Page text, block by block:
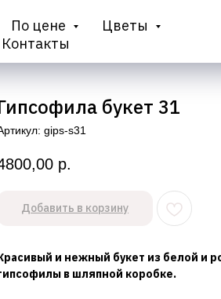
По цене
Цветы
Контакты
букет 31
gips-s31
р.
Добавить в корзину
и нежный букет из белой и
в шляпной коробке.